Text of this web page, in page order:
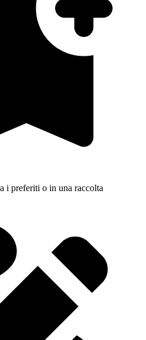
i preferiti o in una raccolta